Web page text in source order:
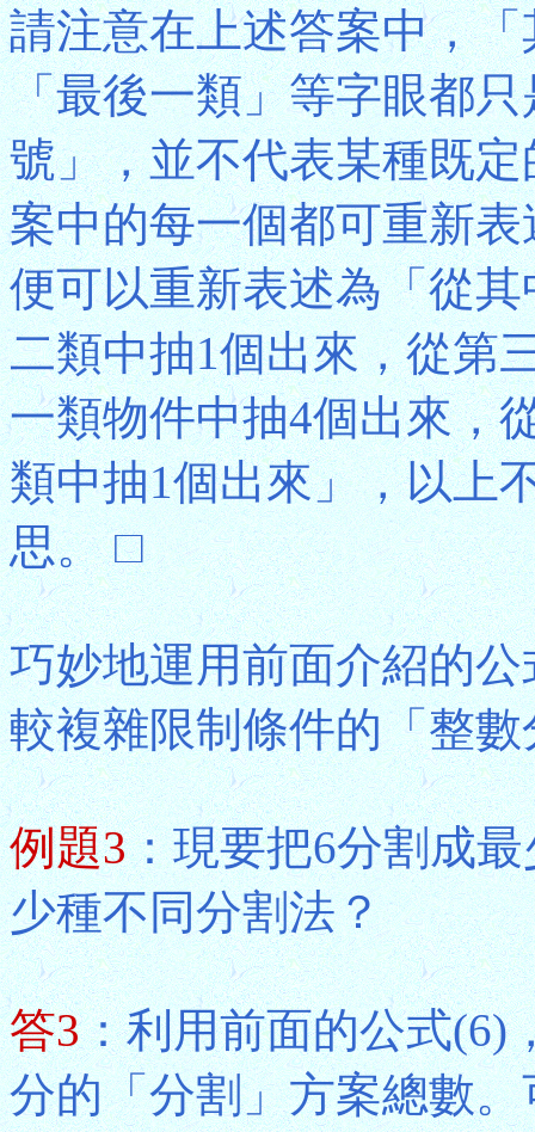
請注意在上述答案中，
「最後一類」等字眼都
號」，並不代表某種既
案中的每一個都可重新
便可以重新表述為「從
二類中抽1個出來，從第
一類物件中抽4個出來，
類中抽1個出來」，以上
思。 □
巧妙地運用前面介紹的
較複雜限制條件的「整
例題3：現要把6分割成
少種不同分割法？
答3：利用前面的公式(6)
分的「分割」方案總數